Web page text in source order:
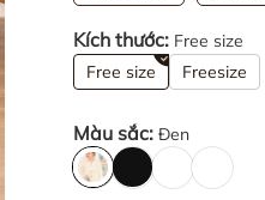
Kích thước: Free size
Free size Freesize
Màu sắc: Đen